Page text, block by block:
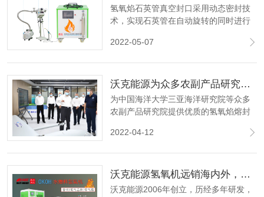
氢氧焰石英管真空封口采用动态密封技
术，实现石英管在自动旋转的同时进行
口，操作简单、保证真空、封管效率
2022-05-07
沃克能源为众多农副产品研究院提供优质氢氧焰熔封设备及解决方案
为中国海洋大学三亚海洋研究院等众多
农副产品研究院提供优质的氢氧焰熔封
一件有意义的大事。
2022-04-12
沃克能源氢氧机远销海内外，备受好评！
沃克能源2006年创立，历经多年研发，